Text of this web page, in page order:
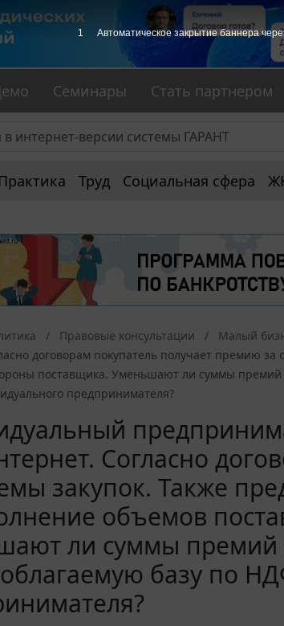
Семинары Стать партнером
Практика Труд Социальная сфера
Правовые консультации Малый
договорам покупатель получает премию
поставщика. Уменьшают ли суммы
предпринимателя?
Согласно
закупок. Также
объемов
ли суммы премий
базу по